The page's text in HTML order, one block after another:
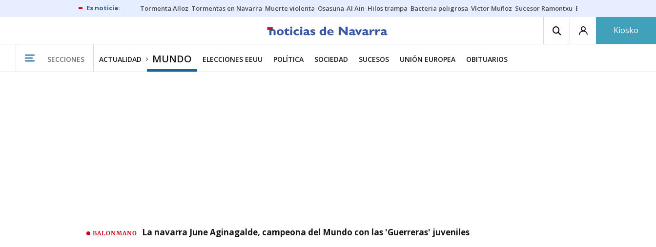
Tormenta Alloz Tormentas en Navarra Muerte violenta Osasuna-Al Ain Hilos trampa Bacteria peligrosa Víctor Muñoz Sucesor Ramontxu Eclipse solar en Navarra
Kiosko
SECCIONES ACTUALIDAD MUNDO ELECCIONES EEUU POLÍTICA SOCIEDAD SUCESOS UNIÓN EUROPEA OBITUARIOS
BALONMANO La navarra June Aginagalde, campeona del Mundo con las 'Guerreras' juveniles